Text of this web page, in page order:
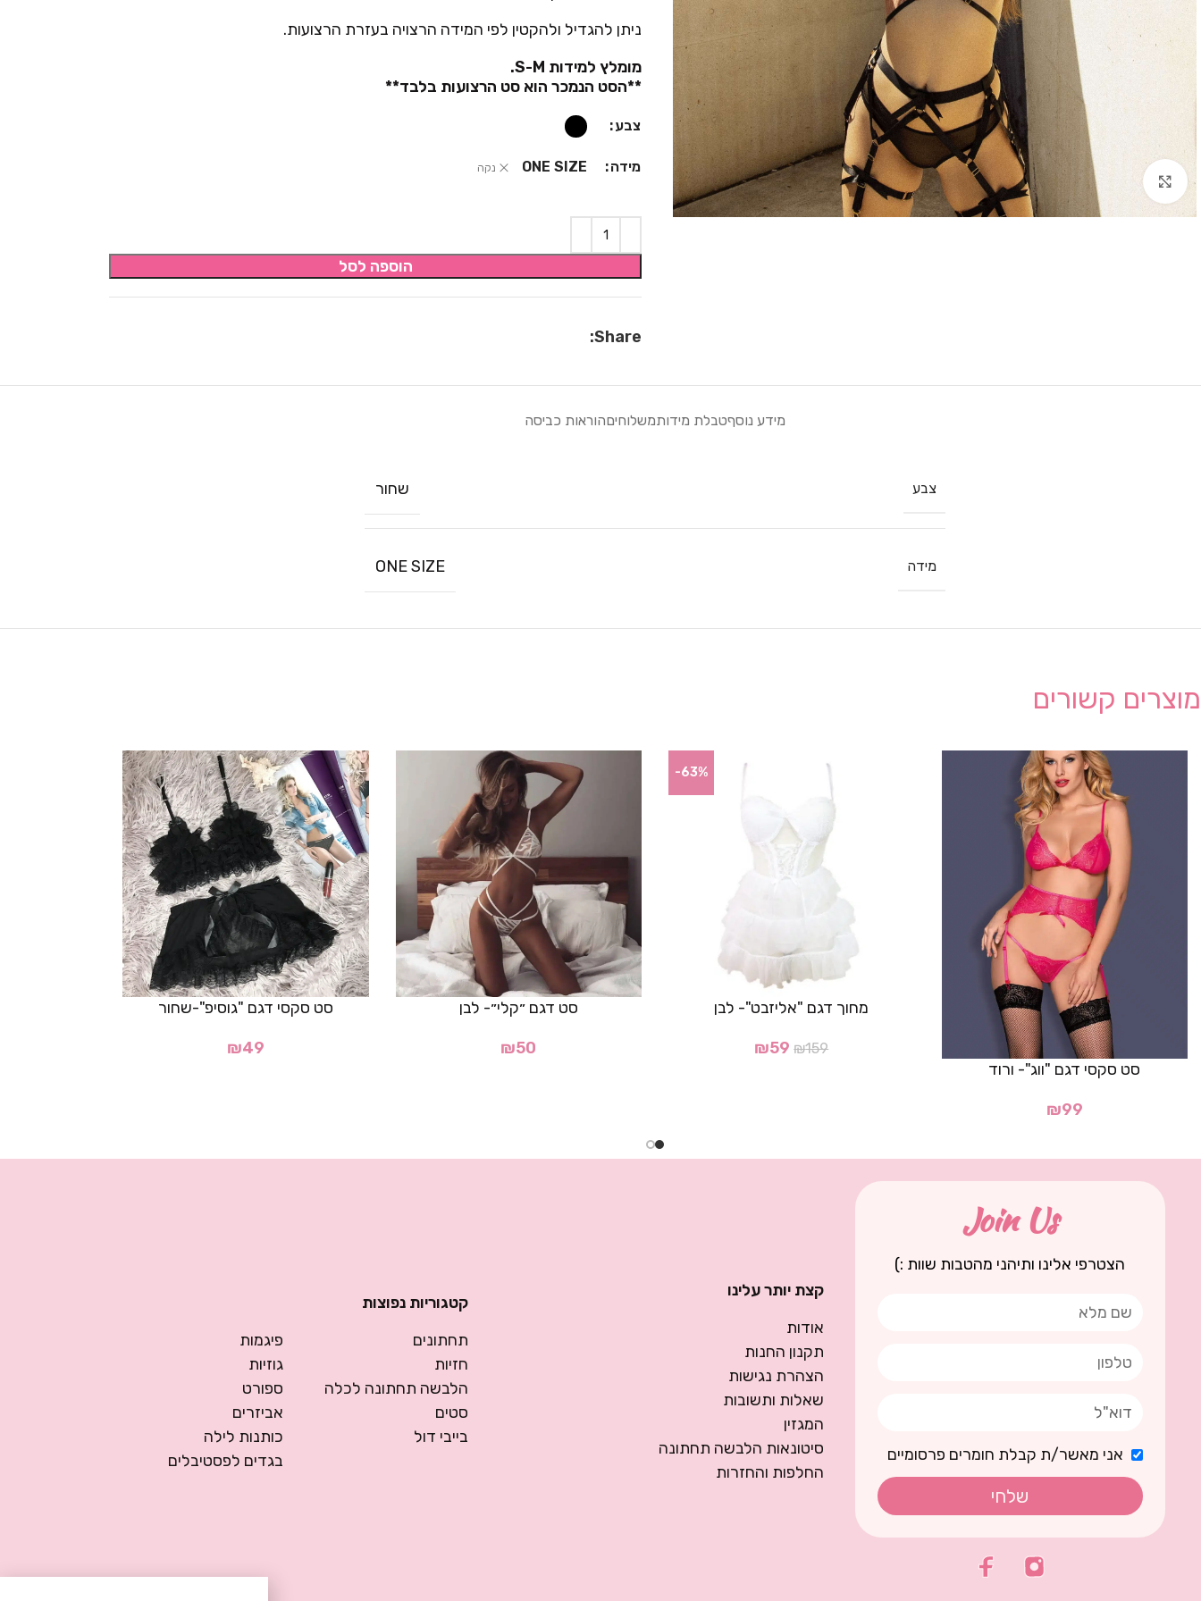
Click to enlarge
ניתן להגדיל ולהקטין לפי המידה הרצויה בעזרת הרצועות.
מומלץ למידות S-M.
**הסט הנמכר הוא סט הרצועות בלבד**
צבע
מידה ONE SIZE נקה
הוספה לסל
Share:
מידע נוסףטבלת מידותמשלוחיםהוראות כביסה
צבע שחור
מידה ONE SIZE
מוצרים קשורים
סט סקסי דגם "ווג"- ורוד
₪99
-63%
מחוך דגם "אליזבט"- לבן
₪159
₪59
סט דגם ״קלי״- לבן
₪50
סט סקסי דגם "גוסיפ"-שחור
₪49
Join Us
הצטרפי אלינו ותיהני מהטבות שוות :)
אני מאשר/ת קבלת חומרים פרסומיים
שלחי
קצת יותר עלינו
אודות
תקנון החנות
הצהרת נגישות
שאלות ותשובות
המגזין
סיטונאות הלבשה תחתונה
החלפות והחזרות
קטגוריות נפוצות
תחתונים
חזיות
הלבשה תחתונה לכלה
סטים
בייבי דול
פיגמות
גוזיות
ספורט
אביזרים
כותנות לילה
בגדים לפסטיבלים